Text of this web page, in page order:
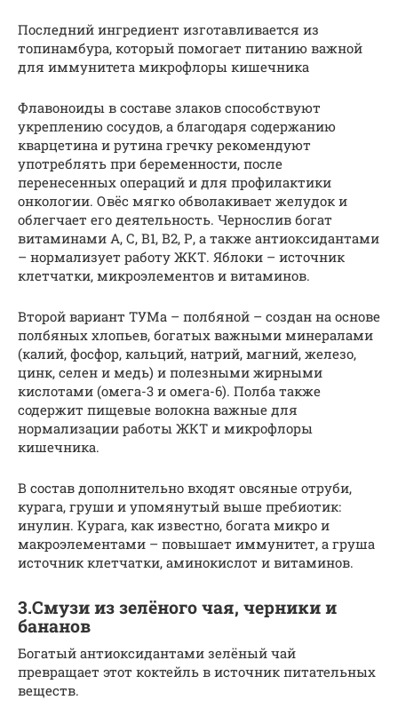
Последний ингредиент изготавливается из
топинамбура, который помогает питанию важной
для иммунитета микрофлоры кишечника
Флавоноиды в составе злаков способствуют
укреплению сосудов, а благодаря содержанию
кварцетина и рутина гречку рекомендуют
употреблять при беременности, после
перенесенных операций и для профилактики
онкологии. Овёс мягко обволакивает желудок и
облегчает его деятельность. Чернослив богат
витаминами А, С, В1, В2, Р, а также антиоксидантами
– нормализует работу ЖКТ. Яблоки – источник
клетчатки, микроэлементов и витаминов.
Второй вариант ТУМа – полбяной – создан на основе
полбяных хлопьев, богатых важными минералами
(калий, фосфор, кальций, натрий, магний, железо,
цинк, селен и медь) и полезными жирными
кислотами (омега-3 и омега-6). Полба также
содержит пищевые волокна важные для
нормализации работы ЖКТ и микрофлоры
кишечника.
В состав дополнительно входят овсяные отруби,
курага, груши и упомянутый выше пребиотик:
инулин. Курага, как известно, богата микро и
макроэлементами – повышает иммунитет, а груша
источник клетчатки, аминокислот и витаминов.
3.Смузи из зелёного чая, черники и
бананов
Богатый антиоксидантами зелёный чай
превращает этот коктейль в источник питательных
веществ.